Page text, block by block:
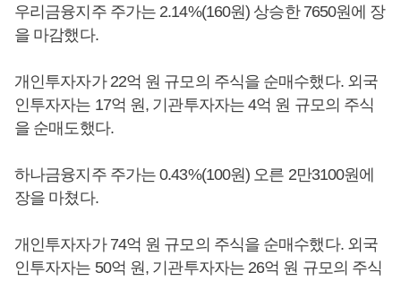
우리금융지주 주가는 2.14%(160원) 상승한 7650원에 장
을 마감했다.
개인투자자가 22억 원 규모의 주식을 순매수했다. 외국
인투자자는 17억 원, 기관투자자는 4억 원 규모의 주식
을 순매도했다.
하나금융지주 주가는 0.43%(100원) 오른 2만3100원에
장을 마쳤다.
개인투자자가 74억 원 규모의 주식을 순매수했다. 외국
인투자자는 50억 원, 기관투자자는 26억 원 규모의 주식